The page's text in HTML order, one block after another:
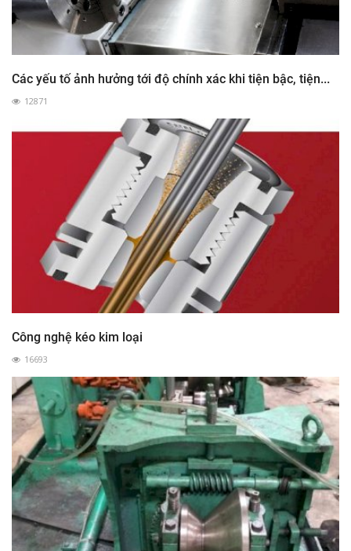
Các yếu tố ảnh hưởng tới độ chính xác khi tiện bậc, tiện...
12871
Công nghệ kéo kim loại
16693